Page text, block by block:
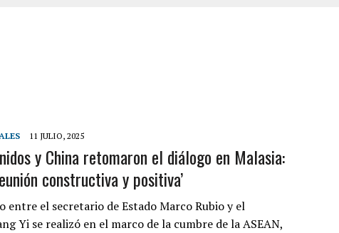
EL CUERPO DENTRO DE SU CASA
DESENCADENÓ TRAGEDIA FAMILIAR
A UNA ADOLESCENTE DE 13 AÑOS TRAS ABUSAR DE ELLA
GRAN MAGNITUD EN ZONA INDUSTRIAL DE EL LLANITO
DE CHACAO
11 JULIO, 2025
y China retomaron el diálogo en Malasia:
constructiva y positiva’
entre el secretario de Estado Marco Rubio y el
Yi se realizó en el marco de la cumbre de la ASEAN,